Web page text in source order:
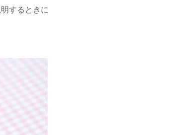
するときに